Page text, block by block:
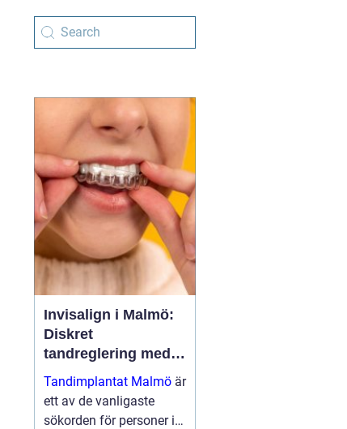
Invisalign i Malmö:
Diskret
tandreglering med
moderna skenor
Tandimplantat Malmö är
ett av de vanligaste
sökorden för personer i